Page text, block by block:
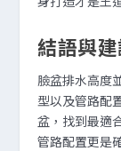
結語與
臉盆排水高度
型以及管路配
盆，找到最適
管路配置更是